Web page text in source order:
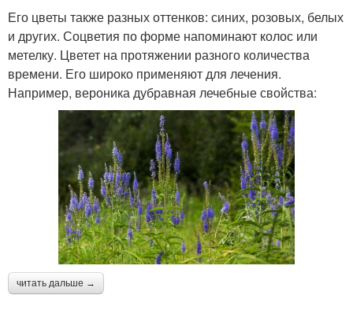
Его цветы также разных оттенков: синих, розовых, белых
и других. Соцветия по форме напоминают колос или
метелку. Цветет на протяжении разного количества
времени. Его широко применяют для лечения.
Например, вероника дубравная лечебные свойства:
читать дальше →